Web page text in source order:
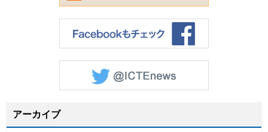
アーカイブ